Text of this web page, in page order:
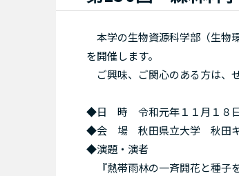
本学の生物資源科学部（生物
を開催します。
ご興味、ご関心のある方は、
◆日 時 令和元年１１月１８日
◆会 場 秋田県立大学 秋田キ
◆演題・演者
『熱帯雨林の一斉開花と種子